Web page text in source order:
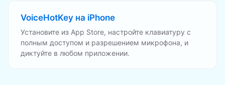
VoiceHotKey на iPhone
Установите из App Store, настройте клавиатуру с
полным доступом и разрешением микрофона, и
диктуйте в любом приложении.